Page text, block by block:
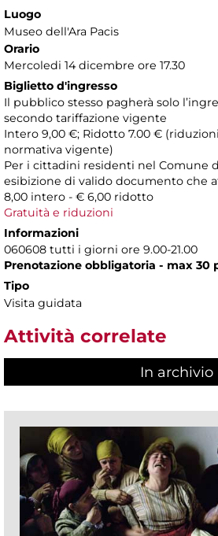
Luogo
Museo dell'Ara Pacis
Orario
Mercoledi 14 dicembre ore 17.30
Biglietto d'ingresso
Il pubblico stesso pagherà solo
secondo tariffazione vigente
Intero 9,00 €; Ridotto 7.00 €
normativa vigente)
Per i cittadini residenti nel Comune
esibizione di valido documento che
8,00 intero - € 6,00 ridotto
Gratuità e riduzioni
Informazioni
060608 tutti i giorni ore 9.00-21.00
Prenotazione obbligatoria - max 30
Tipo
Visita guidata
Attività correlate
In archivio